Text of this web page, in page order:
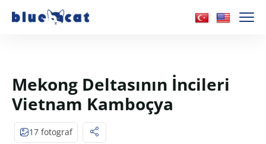
Mekong Deltasının İncileri
Vietnam Kamboçya
17 fotograf